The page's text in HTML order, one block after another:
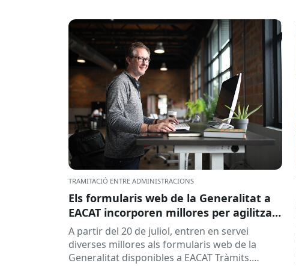
TRAMITACIÓ ENTRE ADMINISTRACIONS
Els formularis web de la Generalitat a
EACAT incorporen millores per agilitzar
la tramitació
A partir del 20 de juliol, entren en servei
diverses millores als formularis web de la
Generalitat disponibles a EACAT Tràmits.